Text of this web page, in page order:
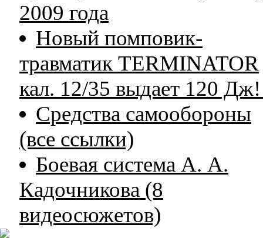
2009 года
Новый помповик-
травматик TERMINATOR
кал. 12/35 выдает 120
Средства самообороны
(все ссылки)
Боевая система А. А.
Кадочникова (8
видеосюжетов)